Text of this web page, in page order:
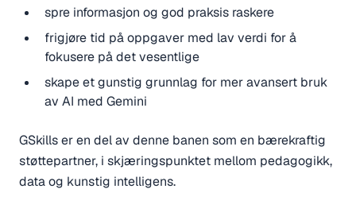
spre informasjon og god praksis raskere
frigjøre tid på oppgaver med lav verdi for å
fokusere på det vesentlige
skape et gunstig grunnlag for mer avansert bruk
av AI med Gemini
GSkills er en del av denne banen som en bærekraftig
støttepartner, i skjæringspunktet mellom pedagogikk,
data og kunstig intelligens.